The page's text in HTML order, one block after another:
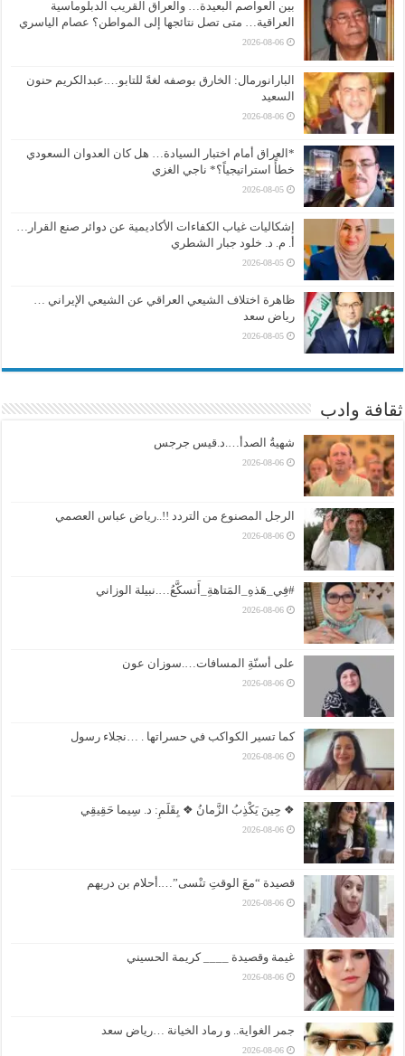
بين العواصم البعيدة… والعراق القريب الدبلوماسية
العراقية… متى تصل نتائجها إلى المواطن؟ عصام الياسري
2026-08-06
البارانورمال: الخارق بوصفه لغةً للتابو….عبدالكريم حنون
السعيد
2026-08-06
*العراق أمام اختبار السيادة… هل كان العدوان السعودي
خطأً استراتيجياً؟* ناجي الغزي
2026-08-05
إشكاليات غياب الكفاءات الأكاديمية عن دوائر صنع القرار…
أ. م. د. خلود جبار الشطري
2026-08-05
ظاهرة اختلاف الشيعي العراقي عن الشيعي الإيراني …
رياض سعد
2026-08-05
ثقافة وادب
شهيةُ الصدأ….د.قيس جرجس
2026-08-06
الرجل المصنوع من التردد !!..رياض عباس العصمي
2026-08-06
#فِي_هَذهِ_المَتاهةِ_أَتسكَّعُ….نبيلة الوزاني
2026-08-06
على أسنّةِ المسافات….سوزان عون
2026-08-06
كما تسير الكواكب في حسراتها . …نجلاء رسول
2026-08-06
❖ حِينَ يَكْذِبُ الزَّمانُ ❖ بِقَلَمِ: د. سِيما حَقِيقِي
2026-08-06
قصيدة “معَ الوقتِ تنْسى”….أحلام بن دريهم
2026-08-06
غيمة وقصيدة ____ كريمة الحسيني
2026-08-06
جمر الغواية.. و رماد الخيانة …رياض سعد
2026-08-06